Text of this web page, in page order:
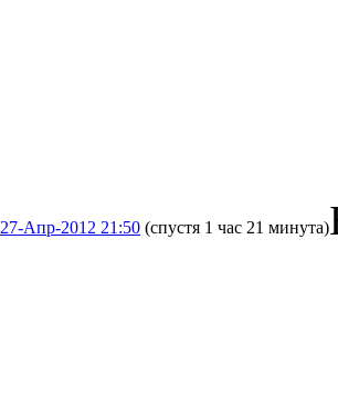
27-Апр-2012 21:50 (спустя 1 час 21 минута)